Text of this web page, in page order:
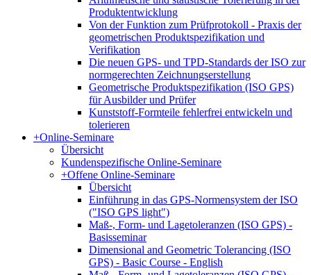
Produktentwicklung
Von der Funktion zum Prüfprotokoll - Praxis der
geometrischen Produktspezifikation und
Verifikation
Die neuen GPS- und TPD-Standards der ISO zur
normgerechten Zeichnungserstellung
Geometrische Produktspezifikation (ISO GPS)
für Ausbilder und Prüfer
Kunststoff-Formteile fehlerfrei entwickeln und
tolerieren
+Online-Seminare
Übersicht
Kundenspezifische Online-Seminare
+Offene Online-Seminare
Übersicht
Einführung in das GPS-Normensystem der ISO
("ISO GPS light")
Maß-, Form- und Lagetoleranzen (ISO GPS) -
Basisseminar
Dimensional and Geometric Tolerancing (ISO
GPS) - Basic Course - English